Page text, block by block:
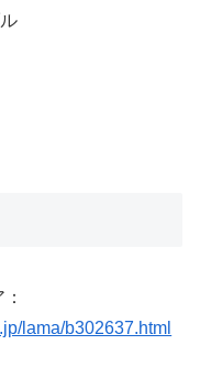
lama/b302637.html